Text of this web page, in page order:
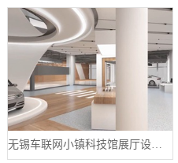
无锡车联网小镇科技馆展厅设计案例